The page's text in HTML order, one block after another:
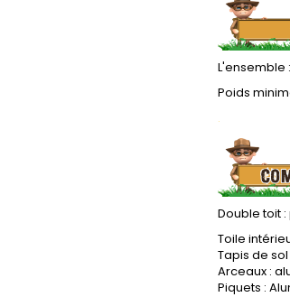
L'ensemble
Poids
.
Double toit
Toile
Tapis de
Arceaux :
Piquets :